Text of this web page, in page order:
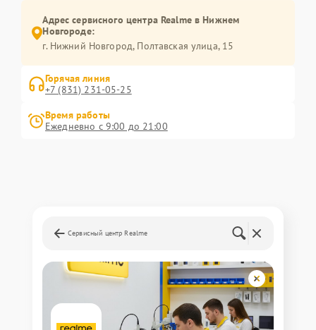
Адрес сервисного центра Realme в Нижнем
Новгороде:
г. Нижний Новгород, Полтавская улица, 15
Горячая линия
+7 (831) 231-05-25
Время работы
Ежедневно с 9:00 до 21:00
Сервисный центр Realme